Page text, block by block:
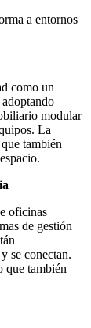
a entornos
como un
modular
La
también
oficinas
de gestión
se conectan.
que también